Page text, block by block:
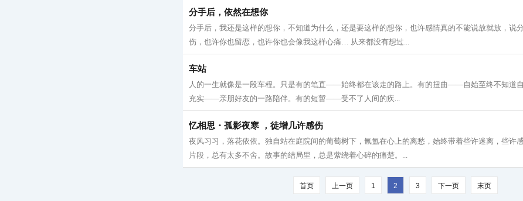
分手后，依然在想你
分手后，我还是这样的想你，不知道为什么，还是要这样的想你，也许感情真的不能说放就放，说
伤，也许你也留恋，也许你也会像我这样心痛… 从来都没有想过...
车站
人的一生就像是一段车程。只是有的笔直——始终都在该走的路上。有的扭曲——自始至终不知道
充实——亲朋好友的一路陪伴。有的短暂——受不了人间的疾...
忆相思・孤影夜寒 ，徒增几许感伤
夜风习习，落花依依。独自站在庭院间的葡萄树下，氤氲在心上的离愁，始终带着些许迷离，些许
片段，总有太多不舍。故事的结局里，总是萦绕着心碎的痛楚。...
首页 上一页 1 2 3 下一页 末页